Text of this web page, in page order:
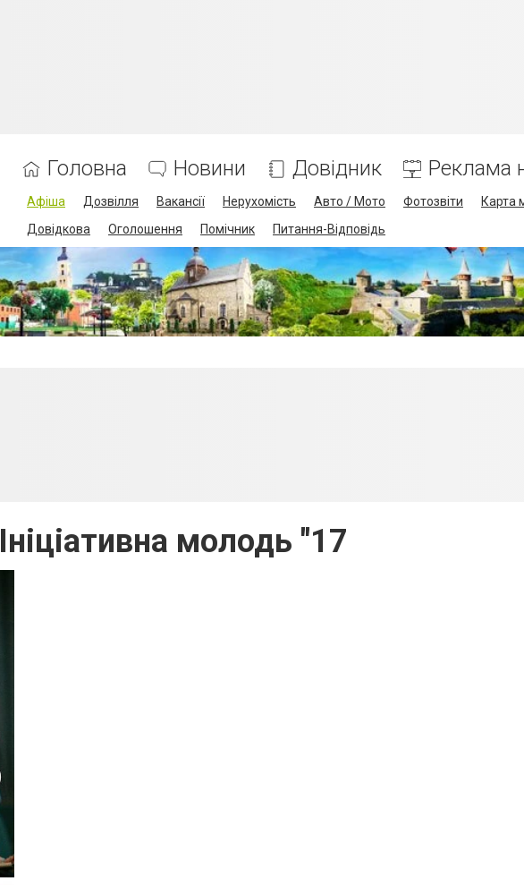
Головна Новини Довідник Реклама
Афіша Дозвілля Вакансії Нерухомість Авто / Мото Фотозвіти Карта
Довідкова
Оголошення Помічник Питання-Відповідь
Ініціативна молодь "17